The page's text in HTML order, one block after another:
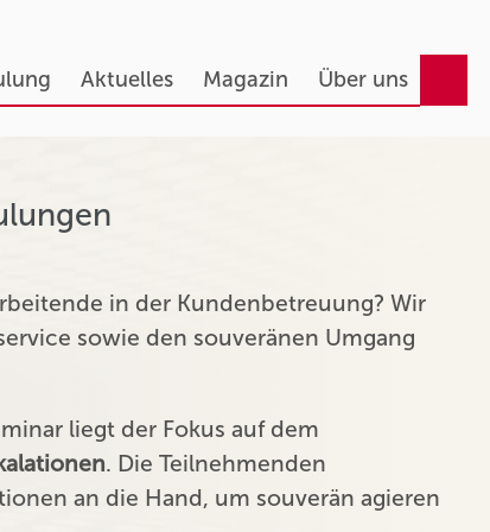
Aktuelles Magazin Über uns
in der Kundenbetreuung? Wir
sowie den souveränen Umgang
liegt der Fokus auf dem
. Die Teilnehmenden
an die Hand, um souverän agieren